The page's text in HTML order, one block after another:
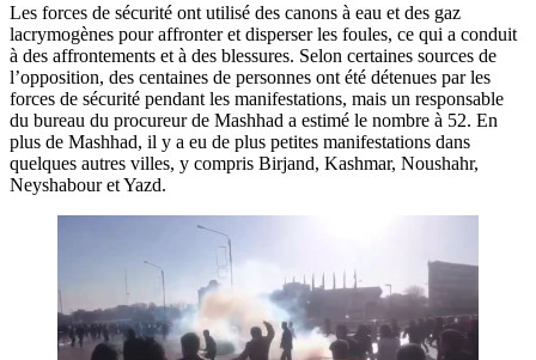
Les forces de sécurité ont utilisé des canons à eau et des gaz
lacrymogènes pour affronter et disperser les foules, ce qui a conduit
à des affrontements et à des blessures. Selon certaines sources de
l’opposition, des centaines de personnes ont été détenues par les
forces de sécurité pendant les manifestations, mais un responsable
du bureau du procureur de Mashhad a estimé le nombre à 52. En
plus de Mashhad, il y a eu de plus petites manifestations dans
quelques autres villes, y compris Birjand, Kashmar, Noushahr,
Neyshabour et Yazd.